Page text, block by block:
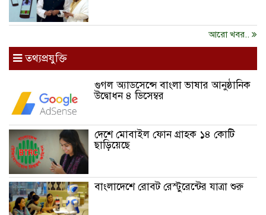
আরো খবর..
তথ্যপ্রযুক্তি
গুগল অ্যাডসেন্সে বাংলা ভাষার আনুষ্ঠানিক
উদ্বোধন ৪ ডিসেম্বর
দেশে মোবাইল ফোন গ্রাহক ১৪ কোটি
ছাড়িয়েছে
বাংলাদেশে রোবট রেস্টুরেন্টের যাত্রা শুরু